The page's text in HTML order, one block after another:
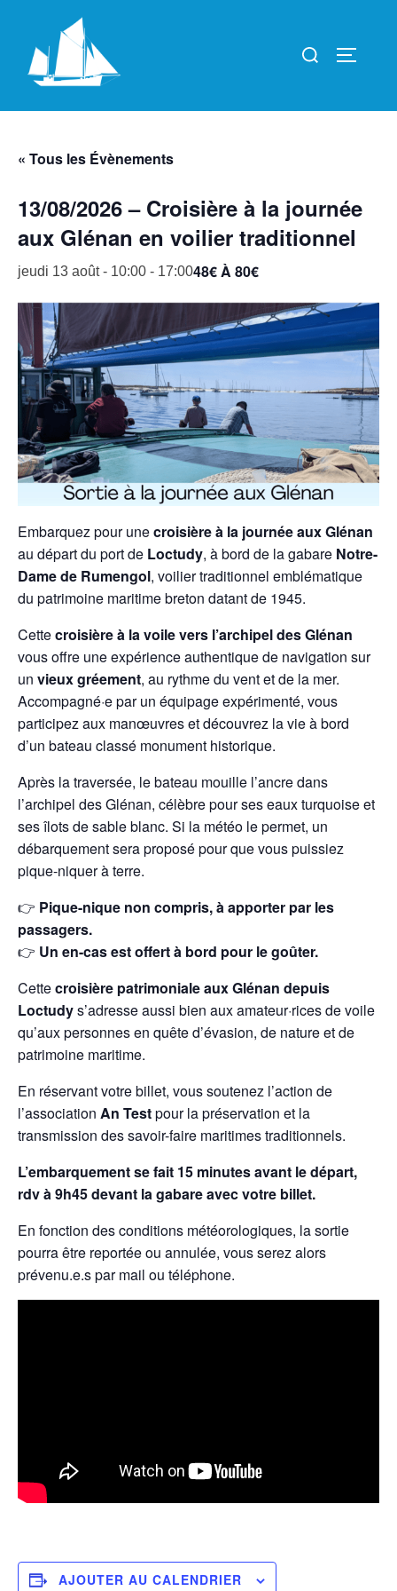
contenu
Rechercher :
« Tous les Évènements
13/08/2026 – Croisière à la journée
aux Glénan en voilier traditionnel
jeudi 13 août - 10:00 - 17:0048€ À 80€
Embarquez pour unecroisière à la journée aux Glénan
au départ du port de Loctudy, à bord de la gabare Notre-
Dame de Rumengol, voilier traditionnel emblématique
du patrimoine maritime breton datant de 1945.
Cettecroisière à la voile vers l’archipel des Glénan
vous offre une expérience authentique de navigation sur
un vieux gréement, au rythme du vent et de la mer.
Accompagné·e par un équipage expérimenté, vous
participez aux manœuvres et découvrez la vie à bord
d’un bateau classé monument historique.
Après la traversée, le bateau mouille l’ancre dans
l’archipel des Glénan, célèbre pour ses eaux turquoise et
ses îlots de sable blanc. Si la météo le permet, un
débarquement sera proposé pour que vous puissiez
pique-niquer à terre.
👉 Pique-nique non compris, à apporter par les
passagers.
👉 Un en-cas est offert à bord pour le goûter.
Cettecroisière patrimoniale aux Glénan depuis
Loctudys’adresse aussi bien aux amateur·rices de voile
qu’aux personnes en quête d’évasion, de nature et de
patrimoine maritime.
En réservant votre billet, vous soutenez l’action de
l’association An Testpour la préservation et la
transmission des savoir-faire maritimes traditionnels.
L’embarquement se fait 15 minutes avant le départ,
rdv à 9h45 devant la gabare avec votre billet.
En fonction des conditions météorologiques, la sortie
pourra être reportée ou annulée, vous serez alors
prévenu.e.s par mail ou téléphone.
AJOUTER AU CALENDRIER